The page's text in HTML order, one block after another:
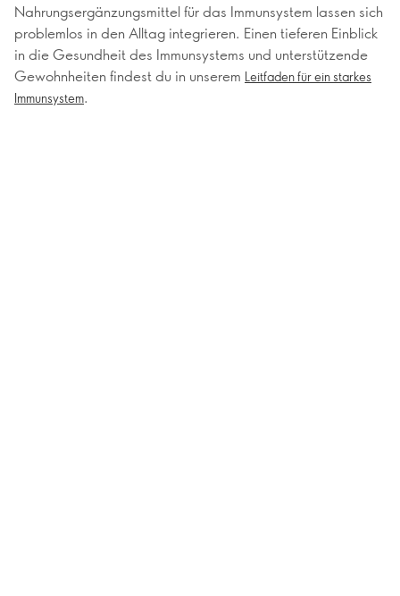
Nahrungsergänzungsmittel für das Immunsystem lassen sich
problemlos in den Alltag integrieren. Einen tieferen Einblick
in die Gesundheit des Immunsystems und unterstützende
Gewohnheiten findest du in unserem Leitfaden für ein starkes
Immunsystem.